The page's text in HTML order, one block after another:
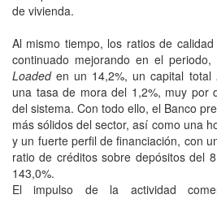
de vivienda.
Al mismo tiempo, los ratios de
continuado mejorando en el periodo,
Loadeden un 14,2%, un capital total
una tasa de mora del 1,2%, muy por
del sistema. Con todo ello, el Banco
más sólidos del sector, así como una
y un fuerte perfil de financiación, con
ratio de créditos sobre depósitos del
143,0%.
El impulso de la actividad